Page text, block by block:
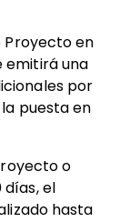
Proyecto en
emitirá una
por
puesta en
o
el
hasta